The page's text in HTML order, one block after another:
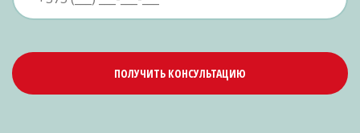
ПОЛУЧИТЬ КОНСУЛЬТАЦИЮ